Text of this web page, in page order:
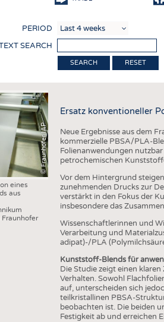
BUSINESS
COMPANIES
PERIOD
SEARCH
RESET
© Fraunhofer IAP
eines
aus
Fraunhofer
Ersatz konventioneller
Neue Ergebnisse aus dem
kommerzielle PBSA/PLA-
Folienanwendungen
petrochemischen
Vor dem Hintergrund
zunehmenden Drucks zur
verstärkt in den Fokus der
insbesondere das
Wissenschaftlerinnen und
Verarbeitung und
adipat)-/PLA
Kunststoff-Blends für
Die Studie zeigt einen
Verhalten. Sowohl
auf, unterscheiden sich
teilkristallinen PBSA-
beobachten ist. Die beiden
Festigkeit ab und erreichen